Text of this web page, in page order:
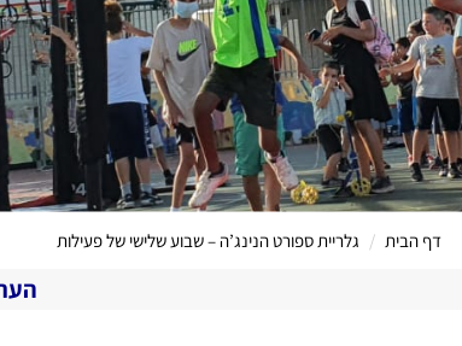
דף הבית גלריית ספורט הנינג’ה – שבוע שלישי של פעילות
הערוץ המקוון שלנו